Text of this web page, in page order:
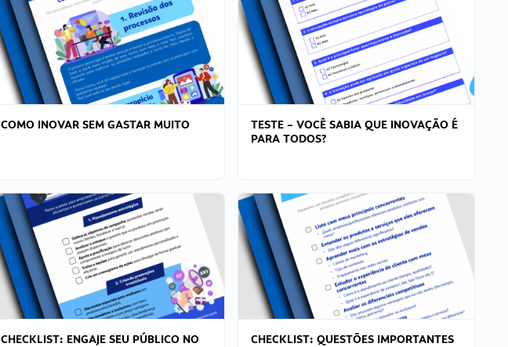
COMO INOVAR SEM GASTAR MUITO
TESTE – VOCÊ SABIA QUE INOVAÇÃO É
PARA TODOS?
CHECKLIST: ENGAJE SEU PÚBLICO NO
CHECKLIST: QUESTÕES IMPORTANTES